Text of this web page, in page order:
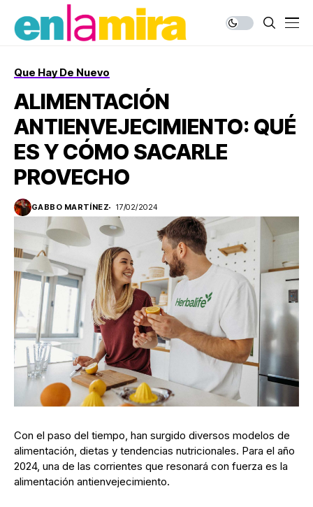
Que Hay De Nuevo
ALIMENTACIÓN
ANTIENVEJECIMIENTO: QUÉ
ES Y CÓMO SACARLE
PROVECHO
GABBO MARTÍNEZ 17/02/2024
Con el paso del tiempo, han surgido diversos modelos de
alimentación, dietas y tendencias nutricionales. Para el año
2024, una de las corrientes que resonará con fuerza es la
alimentación antienvejecimiento.